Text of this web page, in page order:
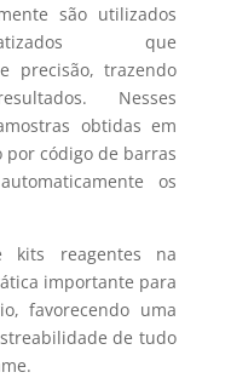
são utilizados
que
precisão, trazendo
Nesses
obtidas em
código de barras
os
kits reagentes na
importante para
favorecendo uma
de tudo